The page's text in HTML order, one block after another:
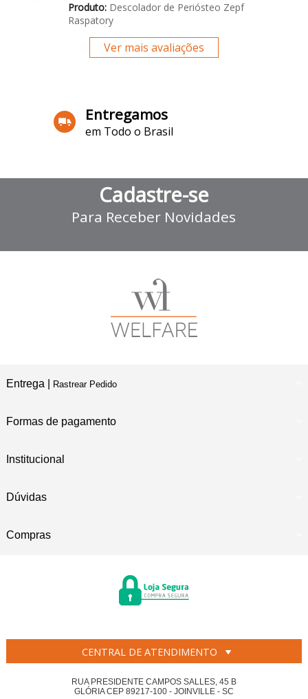
Produto:Descolador de Periósteo Zepf
Raspatory
Ver mais avaliações
Entregamos
em Todo o Brasil
Cadastre-se
Para Receber Novidades
Entrega | Rastrear Pedido
Formas de pagamento
Institucional
Dúvidas
Compras
CENTRAL DE ATENDIMENTO
RUA PRESIDENTE CAMPOS SALLES, 45 B
GLÓRIA CEP 89217-100 - JOINVILLE - SC